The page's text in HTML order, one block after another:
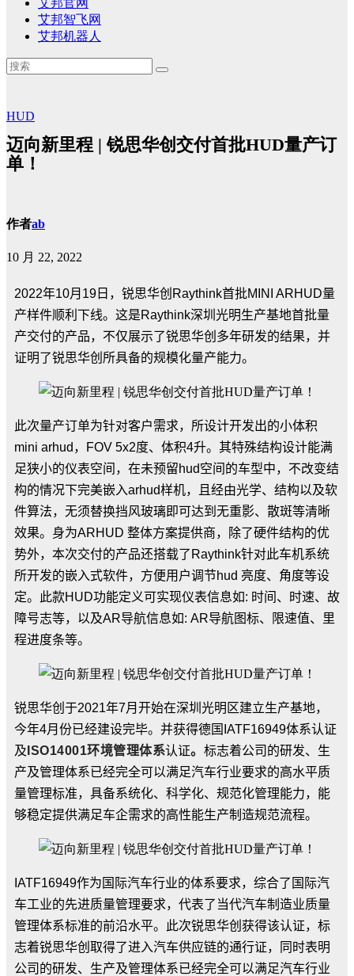
艾邦官网
艾邦智飞网
艾邦机器人
HUD
迈向新里程 | 锐思华创交付首批HUD量产订
单！
作者ab
10 月 22, 2022
2022年10月 19 日，锐思华创 Raythink首批MINI ARHUD量
产样件顺利下线。这是Raythink深圳光明生产基地首批量
产交付的产品，不仅展示了锐思华创多年研发的结果，并
证明了锐思华创所具备的规模化量产能力。
此次量产订单为针对客户需求，所设计开发出的小体积
mini arhud ， FOV 5x2度、体积4升。其特殊结构设计能满
足狭小的仪表空间，在未预留hud空间的车型中，不改变结
构的情况下完美嵌入arhud样机，且经由光学、结构以及软
件算法，无须替换挡风玻璃即可达到无重影、散斑等清晰
效果。身为ARHUD 整体方案提供商，除了硬件结构的优
势外，本次交付的产品还搭载了 Raythink针对此车机系统
所开发的嵌入式软件，方便用户调节hud 亮度、角度等设
定。此款HUD功能定义可实现仪表信息如: 时间、时速、故
障号志等，以及AR导航信息如: AR导航图标、限速值、里
程进度条等。
锐思华创于2021年7月开始在深圳光明区建立生产基地，
今年4月份已经建设完毕。并获得德国 IATF16949体系认证
及 ISO14001环境管理体系认证。标志着公司的研发、生
产及管理体系已经完全可以满足汽车行业要求的高水平质
量管理标准，具备系统化、科学化、规范化管理能力，能
够稳定提供满足车企需求的高性能生产制造规范流程。
IATF16949作为国际汽车行业的体系要求，综合了国际汽
车工业的先进质量管理要求，代表了当代汽车制造业质量
管理体系标准的前沿水平。此次锐思华创获得该认证，标
志着锐思华创取得了进入汽车供应链的通行证，同时表明
公司的研发、生产及管理体系已经完全可以满足汽车行业